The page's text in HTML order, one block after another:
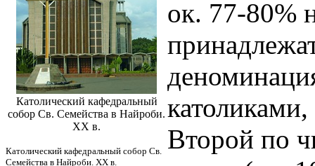
Католический кафедральный
собор Св. Семейства в Найроби.
XX в.
Католический кафедральный собор Св.
Семейства в Найроби. XX в.
ок. 77-80%
Второй по